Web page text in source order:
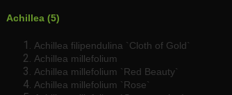
Achillea (5)
Achillea filipendulina `Cloth of Gold`
Achillea millefolium
Achillea millefolium `Red Beauty`
Achillea millefolium `Rose`